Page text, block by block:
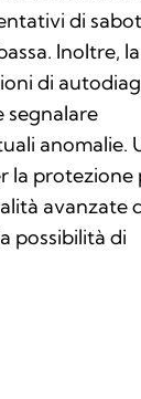
di
Inoltre,
di
segnalare
anomalie.
la protezione
avanzate
possibilità di